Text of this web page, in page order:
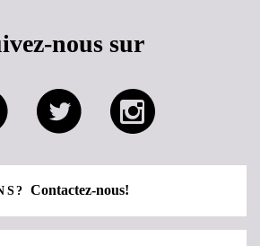
nous sur
Contactez-nous!